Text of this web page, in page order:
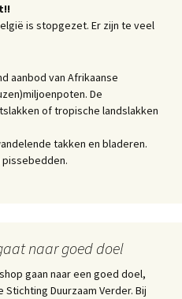
is stopgezet. Er zijn te veel
aanbod van Afrikaanse
De
of tropische landslakken
takken en bladeren.
naar goed doel
gaan naar een goed doel,
Duurzaam Verder. Bij